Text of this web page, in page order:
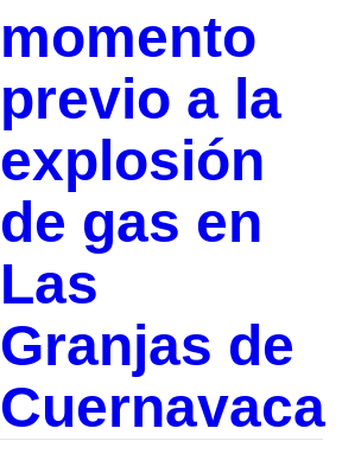
momento
previo a la
explosión
de gas en
Las
Granjas de
Cuernavaca